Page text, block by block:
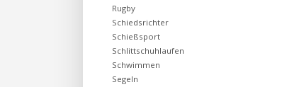
Rugby
Schiedsrichter
Schießsport
Schlittschuhlaufen
Schwimmen
Segeln